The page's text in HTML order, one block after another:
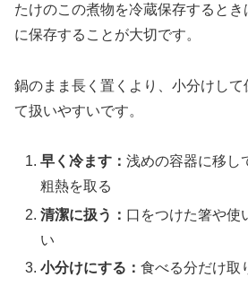
たけのこの煮物を冷蔵保存すると
に保存することが大切です。
鍋のまま長く置くより、小分けし
て扱いやすいです。
早く冷ます：浅めの容器に移し
粗熱を取る
清潔に扱う： 口をつけた箸や使
い
小分けにする：食べる分だけ取